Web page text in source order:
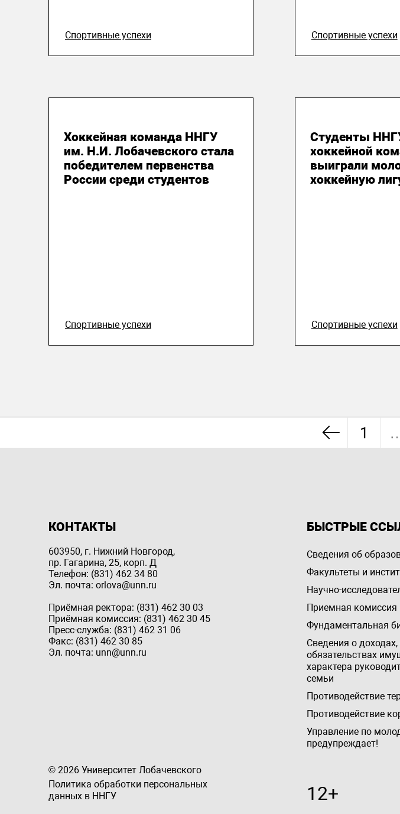
Спортивные успехи Спортивные успехи
Хоккейная команда ННГУ
им. Н.И. Лобачевского стала
победителем первенства
России среди студентов
Спортивные успехи
Студенты
хоккейной
выиграли
хоккейную
Спортивные успехи
1
КОНТАКТЫ
603950, г. Нижний Новгород,
пр. Гагарина, 25, корп. Д
Телефон: (831) 462 34 80
Эл. почта: orlova@unn.ru
Приёмная ректора: (831) 462 30 03
Приёмная комиссия: (831) 462 30 45
Пресс-служба: (831) 462 31 06
Факс: (831) 462 30 85
Эл. почта: unn@unn.ru
БЫСТРЫЕ
Сведения об
Факультеты и
Научно-
Приемная комиссия
Фундаментальная
Сведения о
обязательствах
характера
семьи
Противодействие
Противодействие
Управление по
предупреждает!
© 2026 Университет Лобачевского
Политика обработки персональных
данных в ННГУ
12+